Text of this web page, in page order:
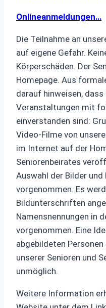
Onlineanmeldungen…
Die Teilnahme an
auf eigene Gefahr.
Körperschäden. Der
Homepage. Aus
darauf hinweisen,
Veranstaltungen mit
einverstanden sind:
Video-Filme von
im Internet auf der
Seniorenbeirates
Auswahl der Bilder
vorgenommen. Es
Bildunterschriften
Namensnennungen in
vorgenommen. Eine
abgebildeten
unserer Senioren und
unmöglich.
Weitere Information